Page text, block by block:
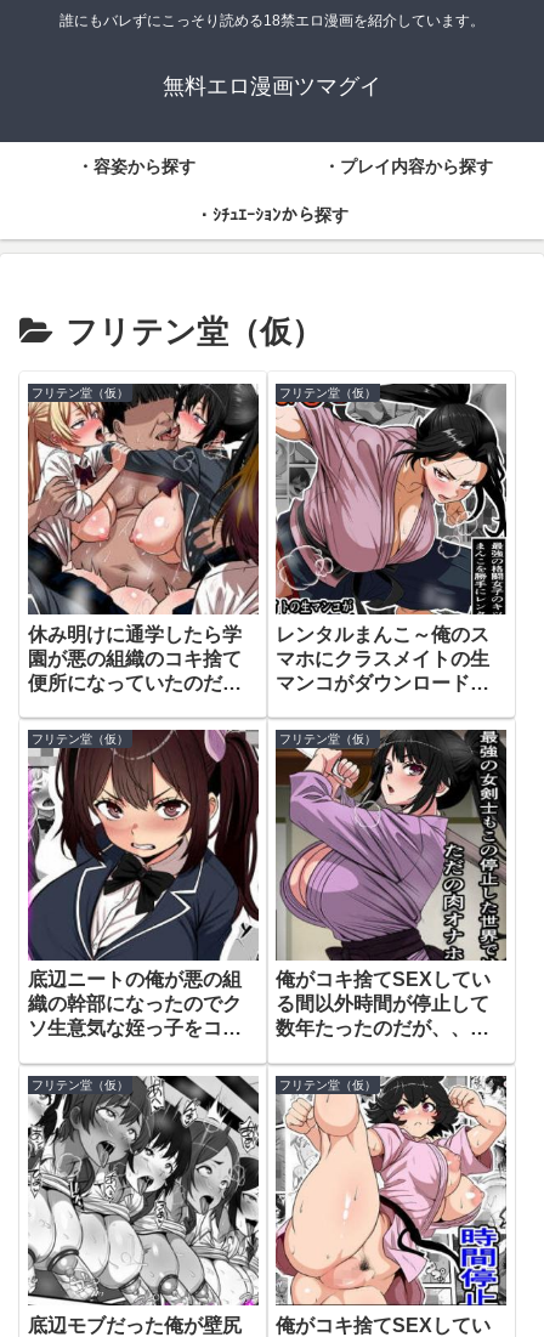
誰にもバレずにこっそり読める18禁エロ漫画を紹介しています。
無料エロ漫画ツマグイ
・容姿から探す ・プレイ内容から探す
・ｼﾁｭｴｰｼｮﾝから探す
フリテン堂（仮）
フリテン堂（仮）
休み明けに通学したら学
園が悪の組織のコキ捨て
便所になっていたのだ
フリテン堂（仮）
レンタルまんこ～俺のス
マホにクラスメイトの生
マンコがダウンロードさ
(d_757984)
フリテン堂（仮）
底辺ニートの俺が悪の組
織の幹部になったのでク
ソ生意気な姪っ子をコキ
みた(d_719892)
フリテン堂（仮）
俺がコキ捨てSEXしてい
る間以外時間が停止して
数年たったのだが、、、
フリテン堂（仮）
底辺モブだった俺が壁尻
フリテン堂（仮）
俺がコキ捨てSEXしてい